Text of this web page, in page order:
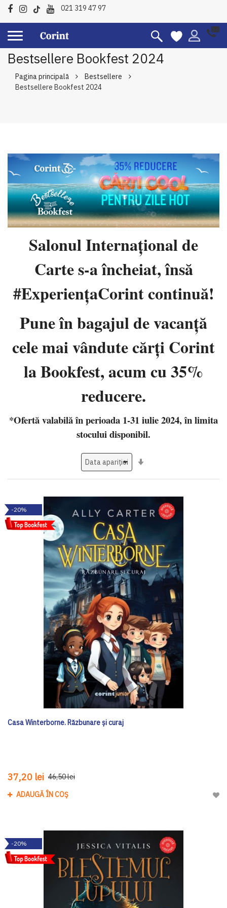
021 319 47 97
Bestsellere Bookfest 2024
Pagina principală
Bestsellere
Bestsellere Bookfest 2024
Salonul Internaţional de
Carte s-a încheiat, însă
#ExperiențaCorint continuă!
Pune în bagajul de vacanţă
cele mai vândute cărţi Corint
la Bookfest, acum cu 35%
reducere.
*Ofertă valabilă în perioada 1-31 iulie 2024, în limita
stocului disponibil.
-20%
Casa Winterborne. Răzbunare și curaj
37,20 lei 46,50 lei
ADAUGĂ ÎN COȘ
-20%